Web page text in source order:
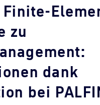
zu
dank
bei